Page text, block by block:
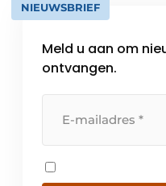
NIEUWSBRIEF
Meld u aan om
ontvangen.